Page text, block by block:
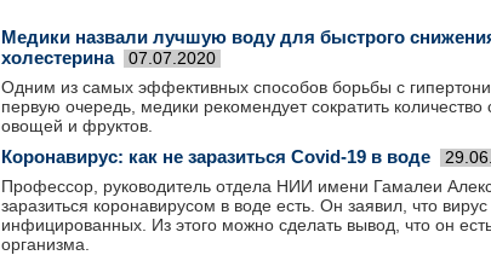
Медики назвали лучшую воду для быстрого
холестерина
07.07.2020
Одним из самых эффективных способов борьбы с
первую очередь, медики рекомендует сократить
овощей и фруктов.
Коронавирус: как не заразиться Covid-19 в воде
Профессор, руководитель отдела НИИ имени Гамалеи
заразиться коронавирусом в воде есть. Он заявил, что
инфицированных. Из этого можно сделать вывод, что он
организма.